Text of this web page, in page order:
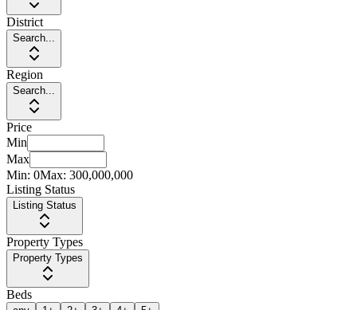
District
Search...
Region
Search...
Price
Min
Max
Min: 0Max: 300,000,000
Listing Status
Listing Status
Property Types
Property Types
Beds